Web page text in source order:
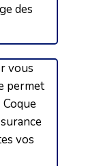
des
vous
permet
vos